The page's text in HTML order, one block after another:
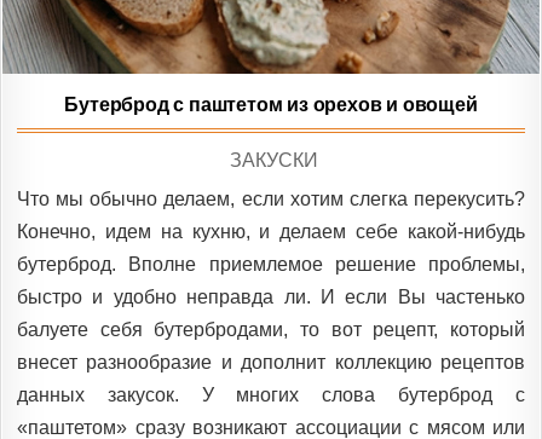
Бутерброд с паштетом из орехов и овощей
POSTED
ЗАКУСКИ
Что мы обычно делаем, если хотим слегка перекусить?
Конечно, идем на кухню, и делаем себе какой-нибудь
бутерброд. Вполне приемлемое решение проблемы,
быстро и удобно неправда ли. И если Вы частенько
балуете себя бутербродами, то вот рецепт, который
внесет разнообразие и дополнит коллекцию рецептов
данных закусок. У многих слова бутерброд с
«паштетом» сразу возникают ассоциации с мясом или